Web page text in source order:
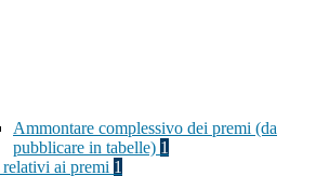
Ammontare complessivo dei premi (da
pubblicare in tabelle) 1
ai premi 1